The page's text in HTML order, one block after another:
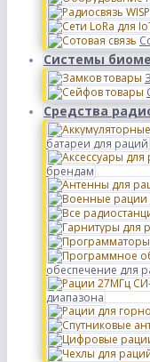
Системы
Средства
батареи для раций
брендам
обеспечение для
диапазона